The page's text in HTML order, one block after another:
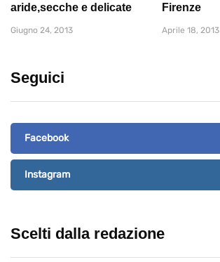
aride,secche e delicate
Giugno 24, 2013
Firenze
Aprile 18, 2013
Seguici
Facebook
Instagram
Scelti dalla redazione